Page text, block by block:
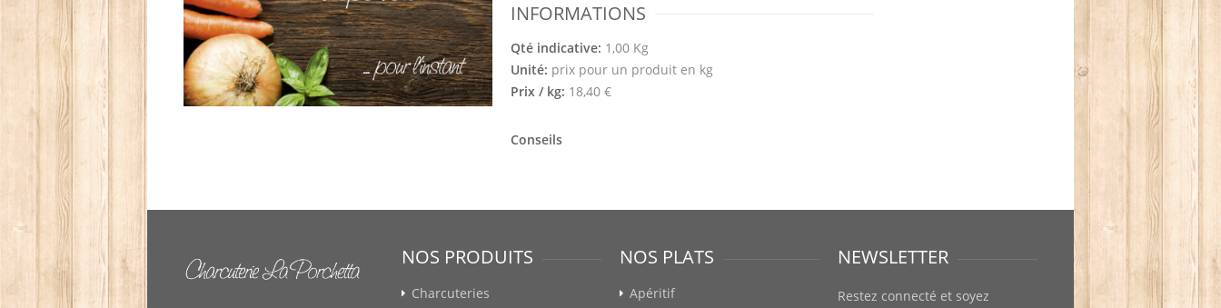
INFORMATIONS
Qté indicative: 1,00 Kg
Unité: prix pour un produit en kg
Prix / kg: 18,40 €
Conseils
NOS PRODUITS
Charcuteries
NOS PLATS
Apéritif
NEWSLETTER
Restez connecté et soyez